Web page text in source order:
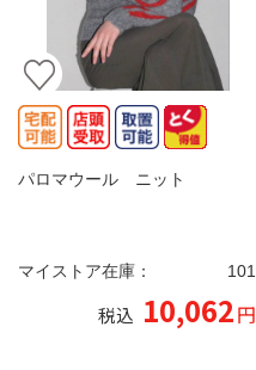
パロマウール ニット
マイストア在庫： 101
税込 10,062円